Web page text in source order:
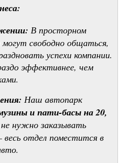
В просторном
могут свободно общаться,
успехи компании.
эффективнее, чем
Наш автопарк
и пати-басы на 20,
нужно заказывать
отдел поместится в